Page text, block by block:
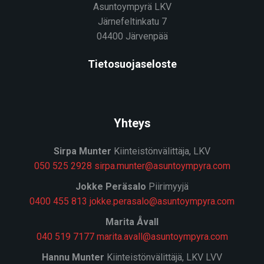
Asuntoympyrä LKV
Järnefeltinkatu 7
04400 Järvenpää
Tietosuojaseloste
Yhteys
Sirpa Munter Kiinteistönvälittäja, LKV
050 525 2928 sirpa.munter@asuntoympyra.com
Jokke Peräsalo Piirimyyjä
0400 455 813 jokke.perasalo@asuntoympyra.com
Marita Åvall
040 519 7177 marita.avall@asuntoympyra.com
Hannu Munter Kiinteistönvälittäjä, LKV LVV